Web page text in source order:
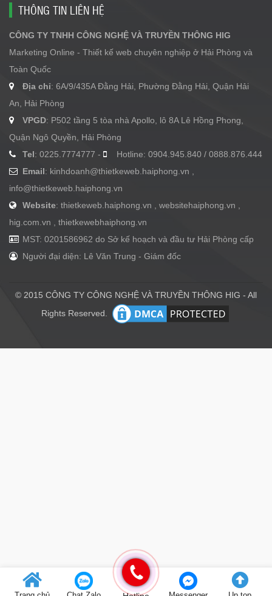
THÔNG TIN LIÊN HỆ
CÔNG TY TNHH CÔNG NGHỆ VÀ TRUYỀN THÔNG HIG
Marketing Online - Thiết kế web chuyên nghiệp ở Hải Phòng và
Toàn Quốc
Địa chỉ: 6A/9/435A Đằng Hải, Phường Đằng Hải, Quận Hải
An, Hải Phòng
VPGD: P502 tầng 5 tòa nhà Apollo, lô 8A Lê Hồng Phong,
Quận Ngô Quyền, Hải Phòng
Tel: 0225.7774777 -
Hotline: 0904.945.840 / 0888.876.444
Email: kinhdoanh@thietkeweb.haiphong.vn ,
info@thietkeweb.haiphong.vn
Website: thietkeweb.haiphong.vn , websitehaiphong.vn ,
hig.com.vn , thietkewebhaiphong.vn
MST: 0201586962 do Sở kế hoạch và đầu tư Hải Phòng cấp
Người đại diện: Lê Văn Trung - Giám đốc
© 2015 CÔNG TY CÔNG NGHỆ VÀ TRUYỀN THÔNG HIG - All
Rights Reserved.